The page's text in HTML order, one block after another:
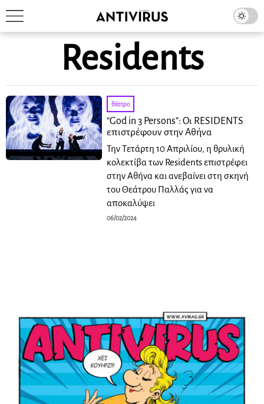
Residents
θέατρο
“God in 3 Persons”: Οι RESIDENTS
επιστρέφουν στην Αθήνα
Την Τετάρτη 10 Απριλίου, η θρυλική
κολεκτίβα των Residents επιστρέφει
στην Αθήνα και ανεβαίνει στη σκηνή
του Θεάτρου Παλλάς για να
αποκαλύψει
06/02/2024